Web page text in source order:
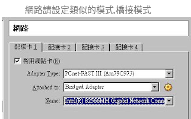
網路請設定類似的模式,橋接模式